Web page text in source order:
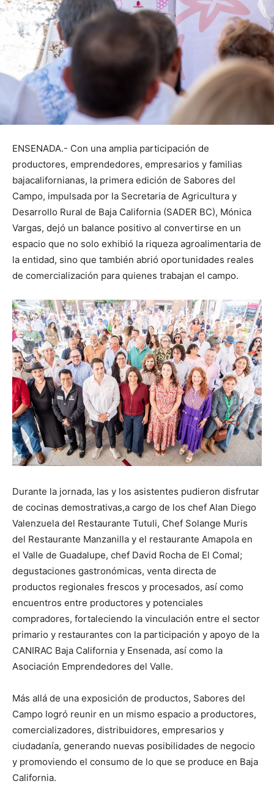
ENSENADA.- Con una amplia participación de
productores, emprendedores, empresarios y familias
bajacalifornianas, la primera edición de Sabores del
Campo, impulsada por la Secretaria de Agricultura y
Desarrollo Rural de Baja California (SADER BC), Mónica
Vargas, dejó un balance positivo al convertirse en un
espacio que no solo exhibió la riqueza agroalimentaria de
la entidad, sino que también abrió oportunidades reales
de comercialización para quienes trabajan el campo.
Durante la jornada, las y los asistentes pudieron disfrutar
de cocinas demostrativas,a cargo de los chef Alan Diego
Valenzuela del Restaurante Tutuli, Chef Solange Muris
del Restaurante Manzanilla y el restaurante Amapola en
el Valle de Guadalupe, chef David Rocha de El Comal;
degustaciones gastronómicas, venta directa de
productos regionales frescos y procesados, así como
encuentros entre productores y potenciales
compradores, fortaleciendo la vinculación entre el sector
primario y restaurantes con la participación y apoyo de la
CANIRAC Baja California y Ensenada, así como la
Asociación Emprendedores del Valle.
Más allá de una exposición de productos, Sabores del
Campo logró reunir en un mismo espacio a productores,
comercializadores, distribuidores, empresarios y
ciudadanía, generando nuevas posibilidades de negocio
y promoviendo el consumo de lo que se produce en Baja
California.